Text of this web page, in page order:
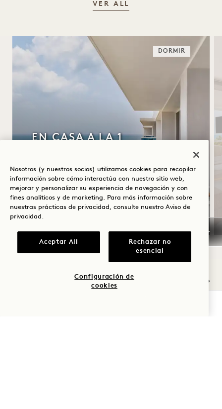
VER ALL
DORMIR
EN CASA A LA 1
Aparcamiento gratuito con servicio de
aparcacoches
Válido para estancias del 20 de julio al 31
de octubre de 2026
Nosotros (y nuestros socios) utilizamos cookies para recopilar
información sobre cómo interactúa con nuestro sitio web,
mejorar y personalizar su experiencia de navegación y con
fines analíticos y de marketing. Para más información sobre
nuestras prácticas de privacidad, consulte nuestro Aviso de
privacidad .
Aceptar All
Rechazar no
esencial
Configuración de
cookies